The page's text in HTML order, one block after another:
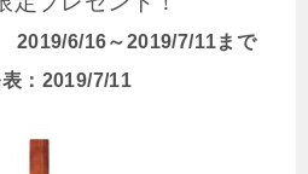
6/16～2019/7/11まで
：2019/7/11